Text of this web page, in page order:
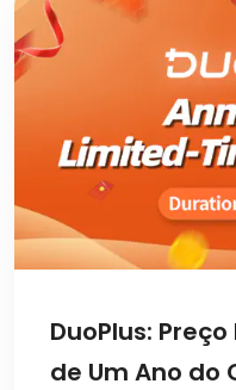
DuoPlus:
de Um Ano do